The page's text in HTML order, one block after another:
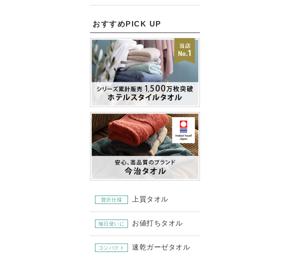
おすすめPICK UP
贅沢仕様 上質タオル
毎日使いに お値打ちタオル
コンパクト 速乾ガーゼタオル